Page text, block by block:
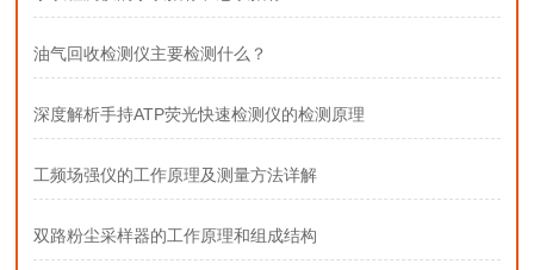
油气回收检测仪主要检测什么？
深度解析手持ATP荧光快速检测仪的检测原理
工频场强仪的工作原理及测量方法详解
双路粉尘采样器的工作原理和组成结构